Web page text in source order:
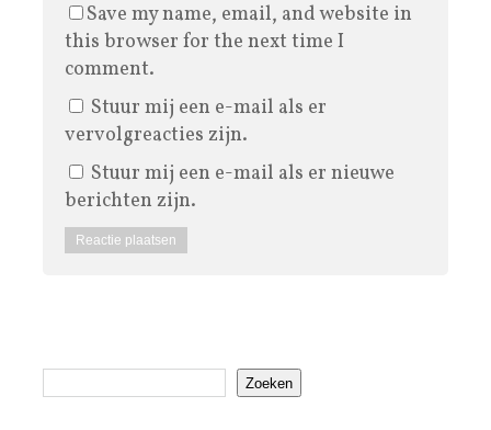
Save my name, email, and website in
this browser for the next time I
comment.
Stuur mij een e-mail als er
vervolgreacties zijn.
Stuur mij een e-mail als er nieuwe
berichten zijn.
Zoeken